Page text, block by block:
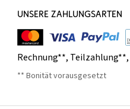
UNSERE ZAHLUNGSARTEN
Rechnung**, Teilzahlung**,
** Bonität vorausgesetzt